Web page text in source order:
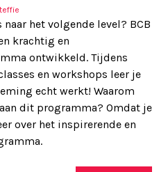
het volgende level? BCB
krachtig en
ontwikkeld. Tijdens
en workshops leer je
echt werkt! Waarom
dit programma? Omdat je
over het inspirerende en